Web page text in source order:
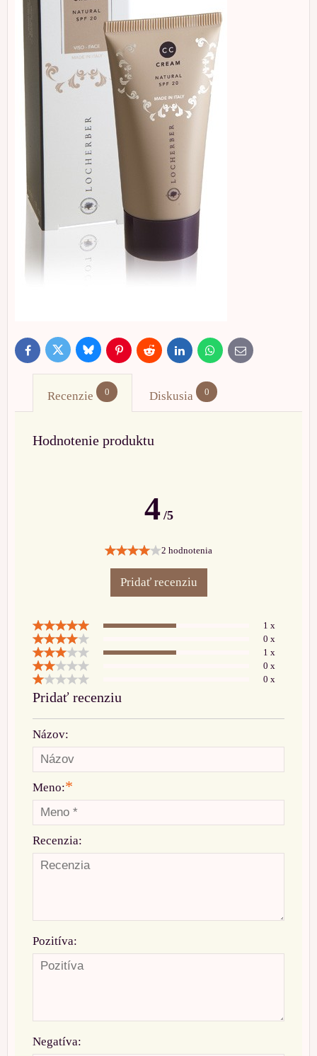
FacebookTwitter BlueskyPinterestReddit LinkedInWhatsApp
E-
mail
Recenzie 0 Diskusia 0
Hodnotenie produktu
4 /5
2 hodnotenia
Pridať recenziu
1 x
0 x
1 x
0 x
0 x
Pridať recenziu
Názov:
Meno:*
Recenzia:
Pozitíva:
Negatíva: